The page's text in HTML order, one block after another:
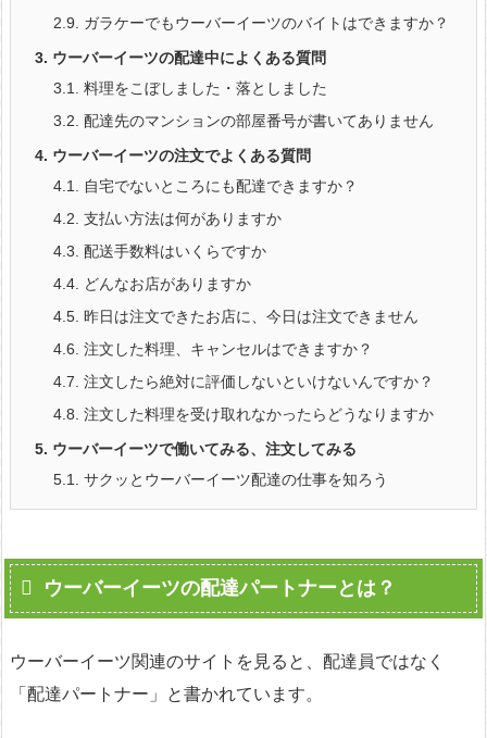
2.9.
ガラケーでもウーバーイーツのバイトはできますか？
3. ウーバーイーツの配達中によくある質問
3.1.
料理をこぼしました・落としました
3.2. 配達先のマンションの部屋番号が書いてありません
4. ウーバーイーツの注文でよくある質問
4.1.
自宅でないところにも配達できますか？
4.2. 支払い方法は何がありますか
4.3. 配送手数料はいくらですか
4.4.
どんなお店がありますか
4.5. 昨日は注文できたお店に、今日は注文できません
4.6. 注文した料理、キャンセルはできますか？
4.7. 注文したら絶対に評価しないといけないんですか？
4.8. 注文した料理を受け取れなかったらどうなりますか
5. ウーバーイーツで働いてみる、注文してみる
5.1.
サクッとウーバーイーツ配達の仕事を知ろう
ウーバーイーツの配達パートナーとは？
ウーバーイーツ関連のサイトを見ると、配達員ではなく
「配達パートナー」と書かれています。